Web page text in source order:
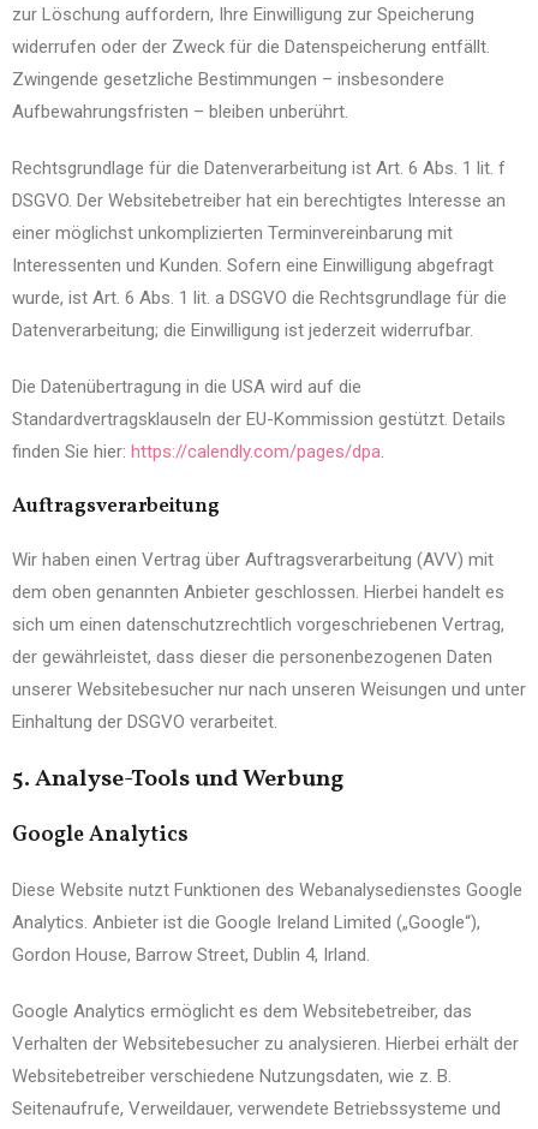
zur Löschung auffordern, Ihre Einwilligung zur Speicherung
widerrufen oder der Zweck für die Datenspeicherung entfällt.
Zwingende gesetzliche Bestimmungen – insbesondere
Aufbewahrungsfristen – bleiben unberührt.
Rechtsgrundlage für die Datenverarbeitung ist Art. 6 Abs. 1 lit. f
DSGVO. Der Websitebetreiber hat ein berechtigtes Interesse an
einer möglichst unkomplizierten Terminvereinbarung mit
Interessenten und Kunden. Sofern eine Einwilligung abgefragt
wurde, ist Art. 6 Abs. 1 lit. a DSGVO die Rechtsgrundlage für die
Datenverarbeitung; die Einwilligung ist jederzeit widerrufbar.
Die Datenübertragung in die USA wird auf die
Standardvertragsklauseln der EU-Kommission gestützt. Details
finden Sie hier: https://calendly.com/pages/dpa.
Auftragsverarbeitung
Wir haben einen Vertrag über Auftragsverarbeitung (AVV) mit
dem oben genannten Anbieter geschlossen. Hierbei handelt es
sich um einen datenschutzrechtlich vorgeschriebenen Vertrag,
der gewährleistet, dass dieser die personenbezogenen Daten
unserer Websitebesucher nur nach unseren Weisungen und unter
Einhaltung der DSGVO verarbeitet.
5. Analyse-Tools und Werbung
Google Analytics
Diese Website nutzt Funktionen des Webanalysedienstes Google
Analytics. Anbieter ist die Google Ireland Limited („Google“),
Gordon House, Barrow Street, Dublin 4, Irland.
Google Analytics ermöglicht es dem Websitebetreiber, das
Verhalten der Websitebesucher zu analysieren. Hierbei erhält der
Websitebetreiber verschiedene Nutzungsdaten, wie z. B.
Seitenaufrufe, Verweildauer, verwendete Betriebssysteme und